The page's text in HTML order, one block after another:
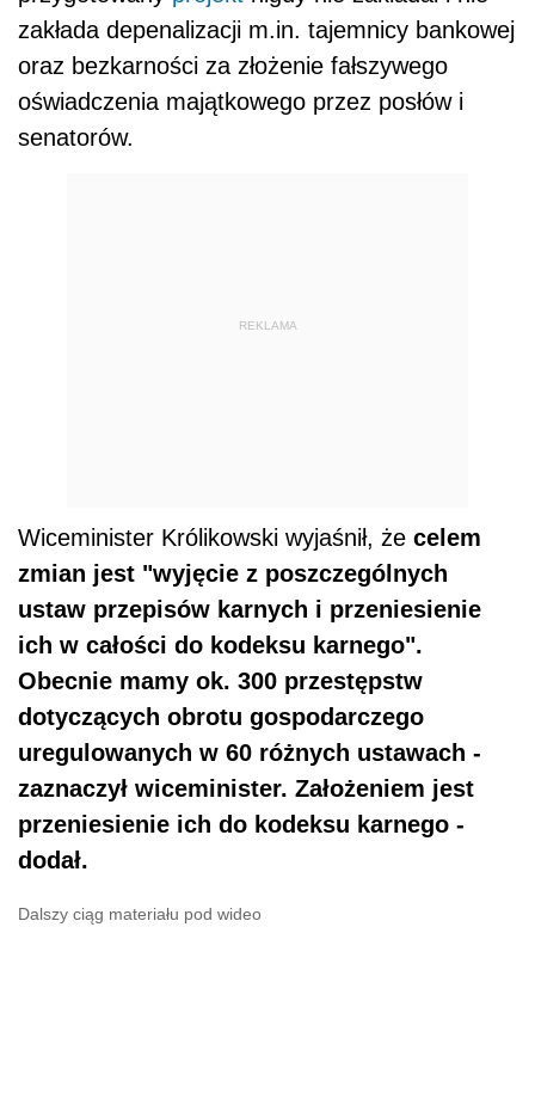
zakłada depenalizacji m.in. tajemnicy bankowej
oraz bezkarności za złożenie fałszywego
oświadczenia majątkowego przez posłów i
senatorów.
REKLAMA
Wiceminister Królikowski wyjaśnił, że celem
zmian jest "wyjęcie z poszczególnych
ustaw przepisów karnych i przeniesienie
ich w całości do kodeksu karnego".
Obecnie mamy ok. 300 przestępstw
dotyczących obrotu gospodarczego
uregulowanych w 60 różnych ustawach -
zaznaczył wiceminister. Założeniem jest
przeniesienie ich do kodeksu karnego -
dodał.
Dalszy ciąg materiału pod wideo